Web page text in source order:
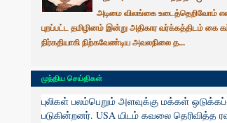
அடிமை விலங்கை உடைத்தெறிவோம்
புறப்பட்ட தமிழினம் இன்று அதிகார வர்க்கத்திடம் கை
நிர்கதியாகி நிற்கவேண்டிய அவலநிலை த...
முந்திய செய்திகள்
புலிகள் பலம்பெறும் அளவுக்கு மக்கள்
படுகின்றனர். USA யிடம் கவலை தெரிவித்த